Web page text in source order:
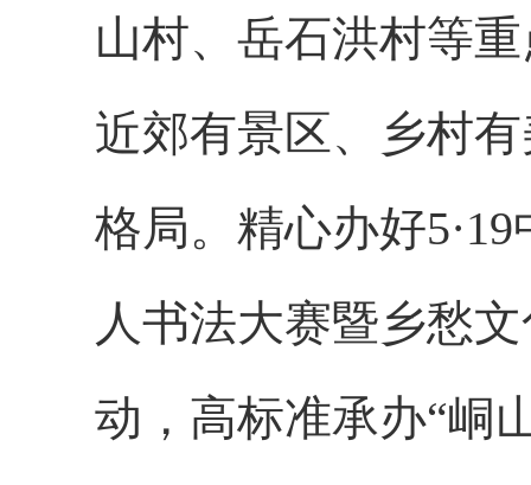
山村、岳石洪村等
近郊有景区、乡村
格局。精心办好
人书法大赛暨乡愁
动，高标准承办“峒